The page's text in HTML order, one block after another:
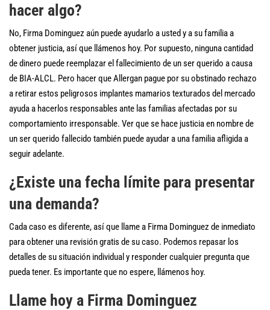
hacer algo?
No, Firma Dominguez aún puede ayudarlo a usted y a su familia a
obtener justicia, así que llámenos hoy. Por supuesto, ninguna cantidad
de dinero puede reemplazar el fallecimiento de un ser querido a causa
de BIA-ALCL. Pero hacer que Allergan pague por su obstinado rechazo
a retirar estos peligrosos implantes mamarios texturados del mercado
ayuda a hacerlos responsables ante las familias afectadas por su
comportamiento irresponsable. Ver que se hace justicia en nombre de
un ser querido fallecido también puede ayudar a una familia afligida a
seguir adelante.
¿Existe una fecha límite para presentar
una demanda?
Cada caso es diferente, así que llame a Firma Dominguez de inmediato
para obtener una revisión gratis de su caso. Podemos repasar los
detalles de su situación individual y responder cualquier pregunta que
pueda tener. Es importante que no espere, llámenos hoy.
Llame hoy a Firma Dominguez